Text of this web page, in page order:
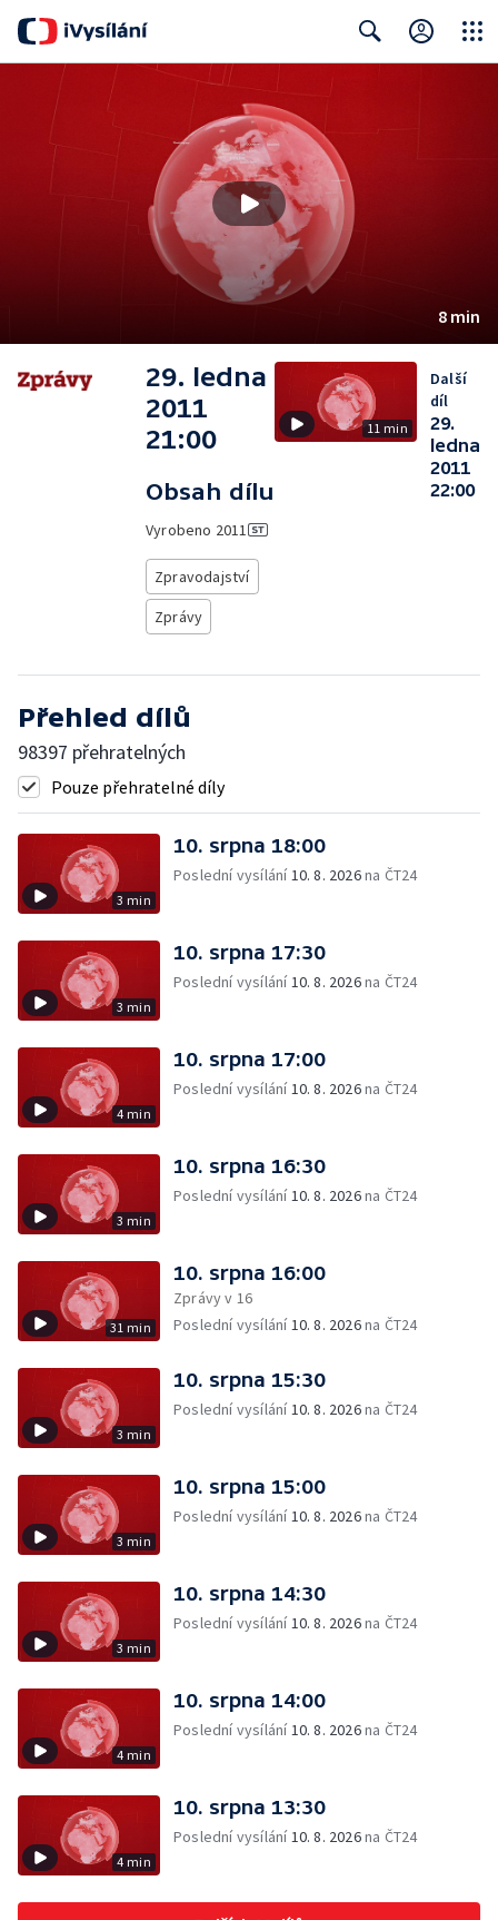
8 min
29. ledna
2011
21:00
Obsah dílu
Vyrobeno 2011
Zpravodajství
Zprávy
11 min
Další
díl
29.
ledna
2011
22:00
Přehled dílů
98397 přehratelných
Pouze přehratelné díly
3 min
10. srpna 18:00
Poslední vysílání10. 8. 2026na ČT24
3 min
10. srpna 17:30
Poslední vysílání10. 8. 2026na ČT24
4 min
10. srpna 17:00
Poslední vysílání10. 8. 2026na ČT24
3 min
10. srpna 16:30
Poslední vysílání10. 8. 2026na ČT24
31 min
10. srpna 16:00
Zprávy v 16
Poslední vysílání10. 8. 2026na ČT24
3 min
10. srpna 15:30
Poslední vysílání10. 8. 2026na ČT24
3 min
10. srpna 15:00
Poslední vysílání10. 8. 2026na ČT24
3 min
10. srpna 14:30
Poslední vysílání10. 8. 2026na ČT24
4 min
10. srpna 14:00
Poslední vysílání10. 8. 2026na ČT24
4 min
10. srpna 13:30
Poslední vysílání10. 8. 2026na ČT24